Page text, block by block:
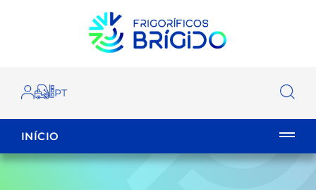
EMPILHADOR
FECHAR
INÍCIO